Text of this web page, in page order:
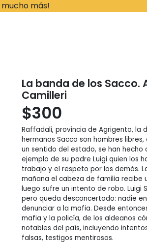
mucho más!
La banda de los Sacco.
Camilleri
$300
Raffadali, provincia de Agrigento, la
hermanos Sacco son hombres
un sentido del estado, se han hecho
ejemplo de su padre Luigi quien los
trabajo y el respeto por los demás.
mañana el cabeza de familia recibe
luego sufre un intento de robo. Luigi
pero queda desconcertado: nadie
denunciar a la mafia. Desde
mafia y la policía, de los aldeanos
notables del país, incluyendo
falsas, testigos mentirosos.